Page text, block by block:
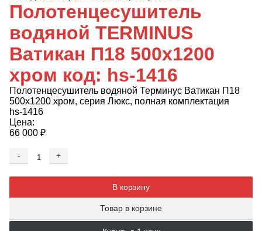
Полотенцесушитель
водяной TERMINUS
Ватикан П18 500х1200
хром код: hs-1416
Полотенцесушитель водяной Терминус Ватикан П18
500х1200 хром, серия Люкс, полная комплектация
hs-1416
Цена:
66 000 ₽
-
+
В корзину
Товар в корзине